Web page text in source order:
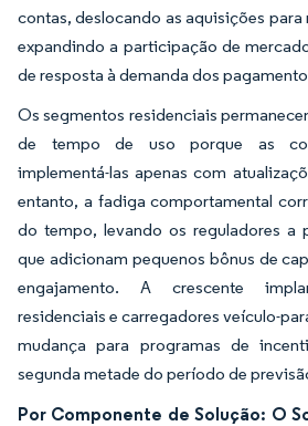
contas, deslocando as aquisições
expandindo a participação de
de resposta à demanda dos
Os segmentos residenciais
de tempo de uso porque as
implementá-las apenas com
entanto, a fadiga comportamental
do tempo, levando os reguladores a
que adicionam pequenos bônus de
engajamento. A crescente
residenciais e carregadores veículo-
mudança para programas de
segunda metade do período de
Por Componente de Solução: O